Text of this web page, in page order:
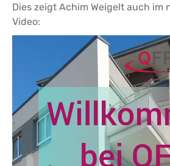
Dies zeigt Achim Weigelt auch im
Video: